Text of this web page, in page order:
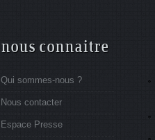
nous connaitre
Qui sommes-nous ?
Nous contacter
Espace Presse